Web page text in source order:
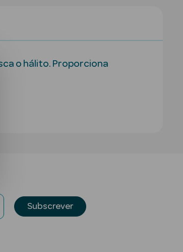
o hálito. Proporciona
Subscrever